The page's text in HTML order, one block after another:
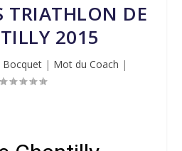
TRIATHLON DE
2015
Bocquet | Mot du Coach |